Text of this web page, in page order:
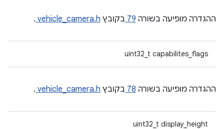
ההגדרה מופיעה בשורה 79 בקובץ vehicle_camera.h
.
uint32_t capabilites_flags
ההגדרה מופיעה בשורה 78 בקובץ vehicle_camera.h
.
uint32_t display_height